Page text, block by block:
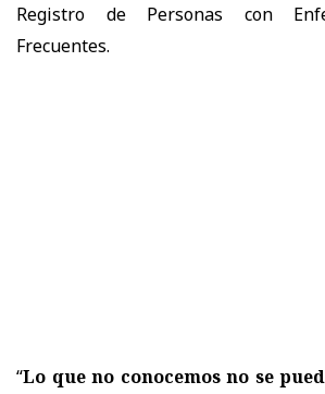
Registro de Personas con
Frecuentes.
“Lo que no conocemos no se